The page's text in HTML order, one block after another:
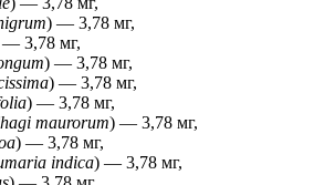
) — 3,78 мг,
3,78 мг,
) — 3,78 мг,
) — 3,78 мг,
) — 3,78 мг,
maurorum) — 3,78 мг,
) — 3,78 мг,
indica) — 3,78 мг,